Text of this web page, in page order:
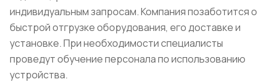
индивидуальным запросам. Компания позаботится о
быстрой отгрузке оборудования, его доставке и
установке. При необходимости специалисты
проведут обучение персонала по использованию
устройства.